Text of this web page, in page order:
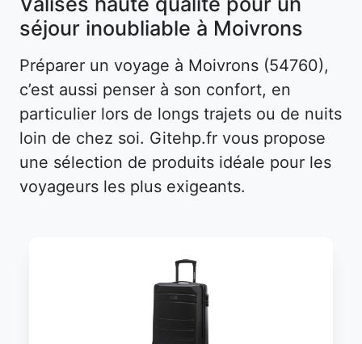
séjour inoubliable à Moivrons
Préparer un voyage à Moivrons (54760),
c’est aussi penser à son confort, en
particulier lors de longs trajets ou de nuits
loin de chez soi. Gitehp.fr vous propose
une sélection de produits idéale pour les
voyageurs les plus exigeants.